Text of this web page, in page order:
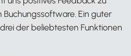
Buchungssoftware. Ein guter
der beliebtesten Funktionen